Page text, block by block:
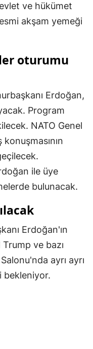
ve hükümet
akşam yemeği
oturumu
Erdoğan,
Program
NATO Genel
ile üye
bulunacak.
Erdoğan'ın
Trump ve bazı
ayrı ayrı
bekleniyor.